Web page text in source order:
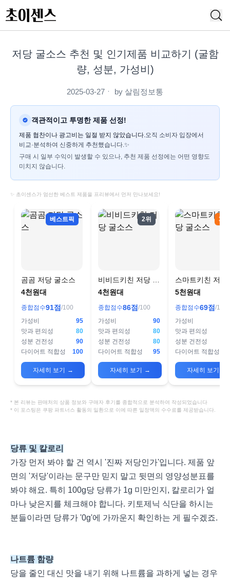
저당 굴소스 추천 및 인기제품 비교하기 (굴함
량, 성분, 가성비)
2025-03-27 ㆍ by 살림정보통
객관적이고 투명한 제품 선정!
제품 협찬이나 광고비는 일절 받지 않았습니다.오직 소비자 입장에서
비교·분석하여 신중하게 추천했습니다.✨
구매 시 일부 수익이 발생할 수 있으나, 추천 제품 선정에는 어떤 영향도
미치지 않습니다.
✨ 초이센스가 엄선한 베스트 제품을 프리뷰에서 먼저 만나보세요!
베스트픽
곰곰 저당 굴소스
4천원대
종합점수91점 /100
가성비
95
맛과 편의성
80
성분 건전성
90
다이어트 적합성
100
자세히 보기 →
2위
비비드키친 저당 굴
소스
4천원대
종합점수86점 /100
가성비
90
맛과 편의성
80
성분 건전성
80
다이어트 적합성
95
자세히 보기 →
3위
스마트키친 저당
소스
5천원대
종합점수69점 /100
가성비
맛과 편의성
성분 건전성
다이어트 적합성
자세히 보기
* 본 리뷰는 판매처의 상품 정보와 구매자 후기를 종합적으로 분석하여 작성되었습니다
* 이 포스팅은 쿠팡 파트너스 활동의 일환으로 이에 따른 일정액의 수수료를 제공받습니다.
당류 및 칼로리
가장 먼저 봐야 할 건 역시 '진짜 저당인가'입니다. 제품 앞
면의 '저당'이라는 문구만 믿지 말고 뒷면의 영양성분표를
봐야 해요. 특히 100g당 당류가 1g 미만인지, 칼로리가 얼
마나 낮은지를 체크해야 합니다. 키토제닉 식단을 하시는
분들이라면 당류가 '0g'에 가까운지 확인하는 게 필수겠죠.
나트륨 함량
당을 줄인 대신 맛을 내기 위해 나트륨을 과하게 넣는 경우